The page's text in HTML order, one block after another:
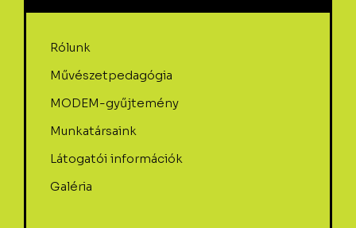
Rólunk
Művészetpedagógia
MODEM-gyűjtemény
Munkatársaink
Látogatói információk
Galéria